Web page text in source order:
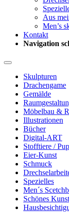
Aus
Men’s
Kontakt
Navigation
Skulpturen
Drachengame
Gemälde
Möbelbau &
Illustrationen
Bücher
Digital-ART
Stofftiere /
Eier-Kunst
Schmuck
Spezielles
Men´s
Schönes